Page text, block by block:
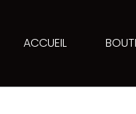
ACCUEIL